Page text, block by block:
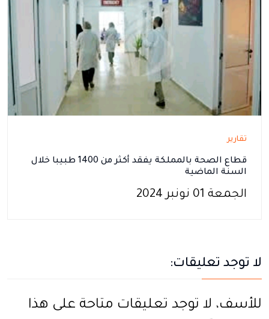
تقارير
قطاع الصحة بالمملكة يفقد أكثر من 1400 طبيبا خلال
السنة الماضية
الجمعة 01 نونبر 2024
لا توجد تعليقات:
للأسف، لا توجد تعليقات متاحة على هذا